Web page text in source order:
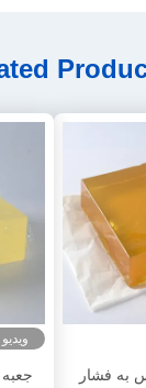
به فشار
ویدیو